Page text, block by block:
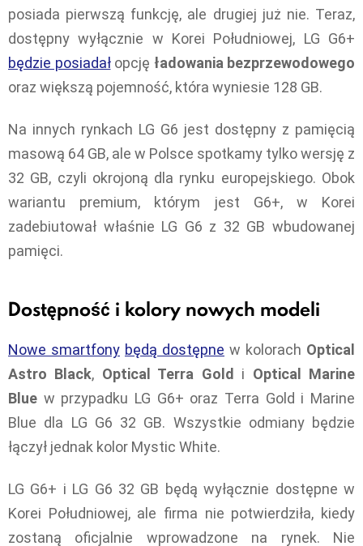
posiada pierwszą funkcję, ale drugiej już nie. Teraz,
dostępny wyłącznie w Korei Południowej, LG G6+
będzie posiadałopcję ładowania bezprzewodowego
oraz większą pojemność, która wyniesie 128 GB.
Na innych rynkach LG G6 jest dostępny z pamięcią
masową 64 GB, ale w Polsce spotkamy tylko wersję z
32 GB, czyli okrojoną dla rynku europejskiego. Obok
wariantu premium, którym jest G6+, w Korei
zadebiutował właśnie LG G6 z 32 GB wbudowanej
pamięci.
Dostępność i kolory nowych modeli
Nowe smartfony będą dostępne w kolorach Optical
Astro Black, Optical Terra Gold i Optical Marine
Blue w przypadku LG G6+ oraz Terra Gold i Marine
Blue dla LG G6 32 GB. Wszystkie odmiany będzie
łączył jednak kolor Mystic White.
LG G6+ i LG G6 32 GB będą wyłącznie dostępne w
Korei Południowej, ale firma nie potwierdziła, kiedy
zostaną oficjalnie wprowadzone na rynek. Nie